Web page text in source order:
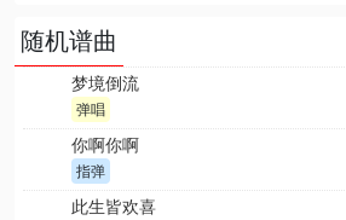
随机谱曲
梦境倒流
弹唱
你啊你啊
指弹
此生皆欢喜